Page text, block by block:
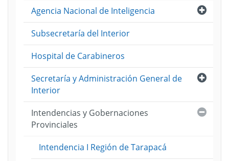
Abrir
Agencia Nacional de Inteligencia
Subsecretaría del Interior
Hospital de Carabineros
Abrir
Secretaría y Administración General de
Interior
Intendencias y Gobernaciones
Provinciales
Intendencia I Región de Tarapacá